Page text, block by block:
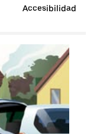
Accesibilidad